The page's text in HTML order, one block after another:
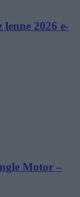
2026 e-
Motor –